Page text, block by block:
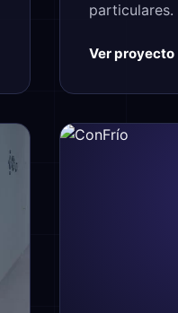
particulares.
Ver proyecto